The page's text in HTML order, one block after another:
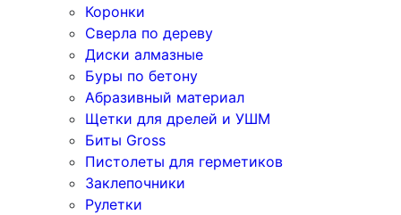
Коронки
Сверла по дереву
Диски алмазные
Буры по бетону
Абразивный материал
Щетки для дрелей и УШМ
Биты Gross
Пистолеты для герметиков
Заклепочники
Рулетки